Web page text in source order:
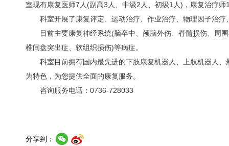
室现有康复医师7人(副高3人、中级2人、初级1人)，康复治疗
科室开展了康复评定、运动治疗、作业治疗、物理因子治
目前主要康复神经系统(脑卒中、颅脑外伤、脊髓损伤、周
椎间盘突出症、软组织损伤)等病症。
科室目前拥有国内最先进的下肢康复机器人、上肢机器人
为特色，为您提供全面的康复服务。
咨询服务电话：0736-728033
分享到：